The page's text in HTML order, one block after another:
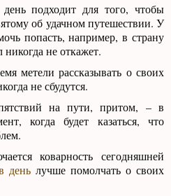
подходит для того, чтобы
об удачном путешествии. У
попасть, например, в страну
не откажет.
метели рассказывать о своих
не сбудутся.
на пути, притом, – в
когда будет казаться, что
коварность сегодняшней
день лучше помолчать о своих